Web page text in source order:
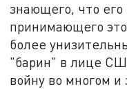
знающего, что
принимающего
более
"барин" в лице
войну во многом и